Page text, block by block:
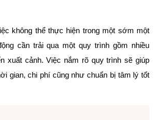
không thể thực hiện trong một sớm một
cần trải qua một quy trình gồm nhiều
xuất cảnh. Việc nắm rõ quy trình sẽ giúp
gian, chi phí cũng như chuẩn bị tâm lý tốt